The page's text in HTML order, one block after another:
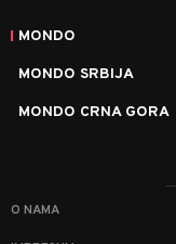
MONDO
MONDO SRBIJA
MONDO CRNA GORA
O NAMA